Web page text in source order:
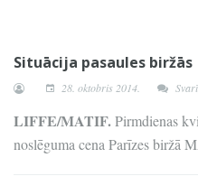
Situācija pasaules biržās
28. oktobris 2014.
LIFFE/MATIF.Pirmdienas
noslēguma cena Parīzes biržā